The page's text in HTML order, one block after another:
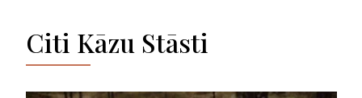
Citi Kāzu Stāsti